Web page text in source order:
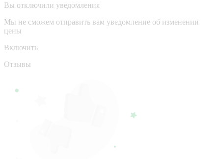
Вы отключили уведомления
Мы не сможем отправить вам уведомление об изменении
цены
Включить
Отзывы